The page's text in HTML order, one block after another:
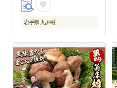
岩手県 九戸村